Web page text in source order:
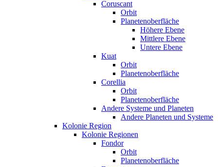
Coruscant
Orbit
Planetenoberfläche
Höhere Ebene
Mittlere Ebene
Untere Ebene
Kuat
Orbit
Planetenoberfläche
Corellia
Orbit
Planetenoberfläche
Andere Systeme und Planeten
Andere Planeten und Systeme
Kolonie Region
Kolonie Regionen
Fondor
Orbit
Planetenoberfläche